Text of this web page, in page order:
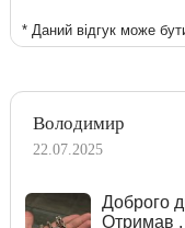
* Даний відгук може
Володимир
22.07.2025
Доброго
Отримав ,